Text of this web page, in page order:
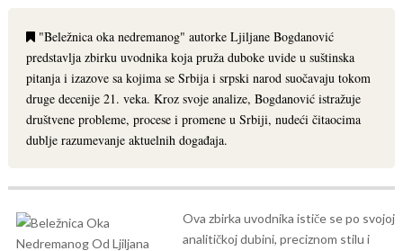
"Beležnica oka nedremanog" autorke Ljiljane Bogdanović
predstavlja zbirku uvodnika koja pruža duboke uvide u suštinska
pitanja i izazove sa kojima se Srbija i srpski narod suočavaju tokom
druge decenije 21. veka. Kroz svoje analize, Bogdanović istražuje
društvene probleme, procese i promene u Srbiji, nudeći čitaocima
dublje razumevanje aktuelnih događaja.
Ova zbirka uvodnika ističe se po svojoj
analitičkoj dubini, preciznom stilu i